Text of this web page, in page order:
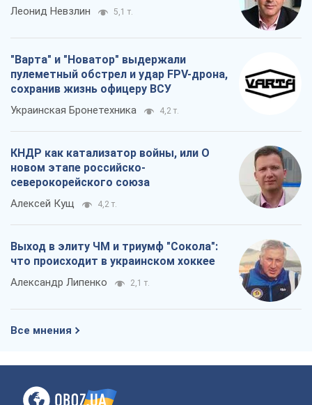
Леонид Невзлин 5,1 т.
"Варта" и "Новатор" выдержали
пулеметный обстрел и удар FPV-дрона,
сохранив жизнь офицеру ВСУ
Украинская Бронетехника 4,2 т.
КНДР как катализатор войны, или О
новом этапе российско-
северокорейского союза
Алексей Кущ 4,2 т.
Выход в элиту ЧМ и триумф "Сокола":
что происходит в украинском хоккее
Александр Липенко 2,1 т.
Все мнения